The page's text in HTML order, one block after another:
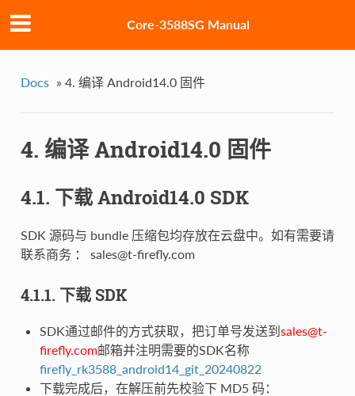
Core-3588SG Manual
Docs » 4. 编译 Android14.0 固件
4. 编译 Android14.0 固件
4.1. 下载 Android14.0 SDK
SDK 源码与 bundle 压缩包均存放在云盘中。如有需要请
联系商务 ： sales@t-firefly.com
4.1.1. 下载 SDK
SDK通过邮件的方式获取，把订单号发送到sales@t-
firefly.com邮箱并注明需要的SDK名称
firefly_rk3588_android14_git_20240822
下载完成后，在解压前先校验下 MD5 码：